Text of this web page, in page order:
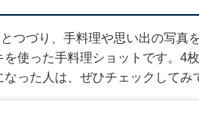
つづり、手料理や思い出の写真
使った手料理ショットです。4
った人は、ぜひチェックしてみ